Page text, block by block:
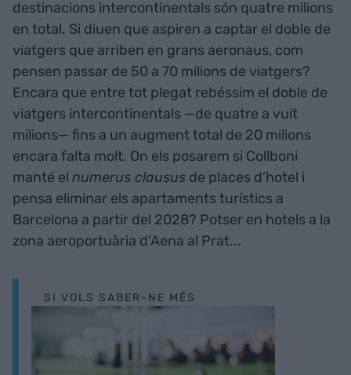
destinacions intercontinentals són quatre milions
en total. Si diuen que aspiren a captar el doble de
viatgers que arriben en grans aeronaus, com
pensen passar de 50 a 70 milions de viatgers?
Encara que entre tot plegat rebéssim el doble de
viatgers intercontinentals —de quatre a vuit
milions— fins a un augment total de 20 milions
encara falta molt. On els posarem si Collboni
manté el numerus clausus de places d’hotel i
pensa eliminar els apartaments turístics a
Barcelona a partir del 2028? Potser en hotels a la
zona aeroportuària d’Aena al Prat...
SI VOLS SABER-NE MÉS